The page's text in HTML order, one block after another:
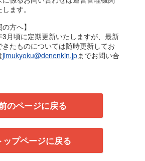
ます。
方へ】
3月頃に定期更新いたしますが、最新
たものについては随時更新してお
jimukyoku@dcnenkin.jpまでお問い合
のページに戻る
ップページに戻る